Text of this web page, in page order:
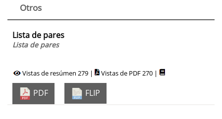
Otros
Lista de pares
Lista de pares
Vistas de resúmen 279 | Vistas de PDF 270 |
PDF FLIP